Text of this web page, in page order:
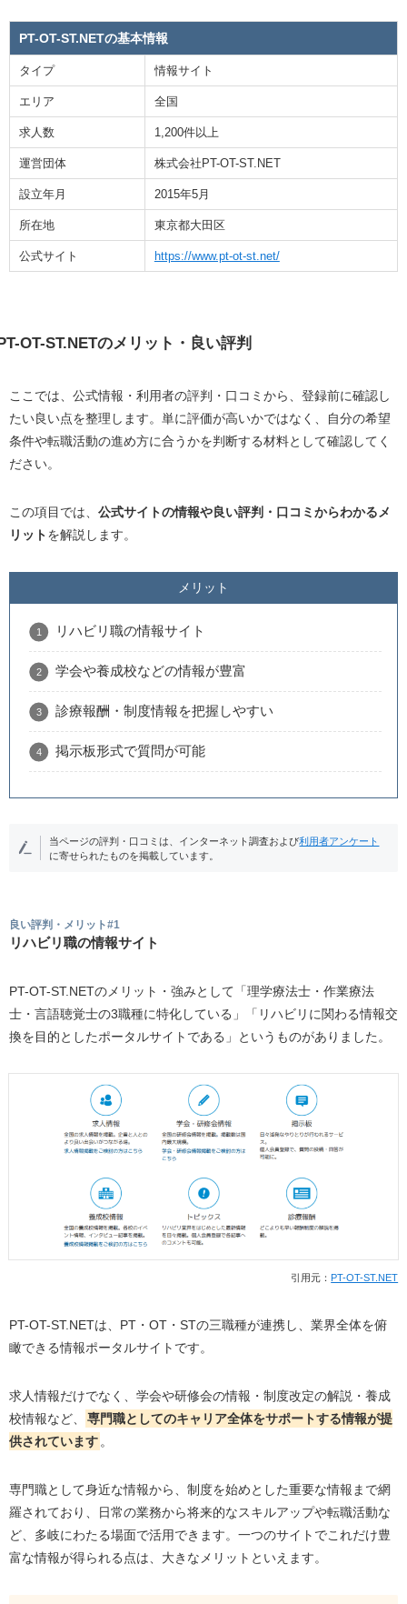
PT-OT-ST.NETの基本情報
タイプ 情報サイト
エリア 全国
求人数 1,200件以上
運営団体 株式会社PT-OT-ST.NET
設立年月 2015年5月
所在地 東京都大田区
公式サイト https://www.pt-ot-st.net/
OT-ST.NETのメリット・良い評判
ここでは、公式情報・利用者の評判・口コミから、登録前に確認し
たい良い点を整理します。単に評価が高いかではなく、自分の希望
条件や転職活動の進め方に合うかを判断する材料として確認してく
ださい。
この項目では、 公式サイトの情報や良い評判・口コミからわかるメ
リットを解説します。
メリット
リハビリ職の情報サイト
学会や養成校などの情報が豊富
診療報酬・制度情報を把握しやすい
掲示板形式で質問が可能
当ページの評判・口コミは、インターネット調査および利用者アンケート
に寄せられたものを掲載しています。
良い評判・メリット#1
リハビリ職の情報サイト
PT-OT-ST.NETのメリット・強みとして「理学療法士・作業療法
士・言語聴覚士の3職種に特化している」「リハビリに関わる情報交
換を目的としたポータルサイトである」というものがありました。
引用元： PT-OT-ST.NET
PT-OT-ST.NETは、PT・OT・STの三職種が連携し、業界全体を俯
瞰できる情報ポータルサイトです。
求人情報だけでなく、学会や研修会の情報・制度改定の解説・養成
校情報など、
専門職としてのキャリア全体をサポートする情報が提
供されています 。
専門職として身近な情報から、制度を始めとした重要な情報まで網
羅されており、日常の業務から将来的なスキルアップや転職活動な
ど、多岐にわたる場面で活用できます。一つのサイトでこれだけ豊
富な情報が得られる点は、大きなメリットといえます。